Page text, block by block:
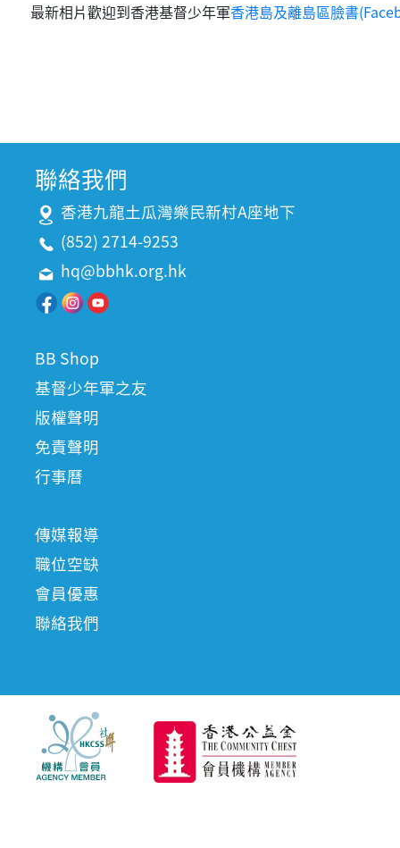
最新相片歡迎到香港基督少年軍香港島及離島區臉書
聯絡我們
香港九龍土瓜灣樂民新村A座地下
(852) 2714-9253
hq@bbhk.org.hk
BB Shop
基督少年軍之友
版權聲明
免責聲明
行事曆
傳媒報導
職位空缺
會員優惠
聯絡我們